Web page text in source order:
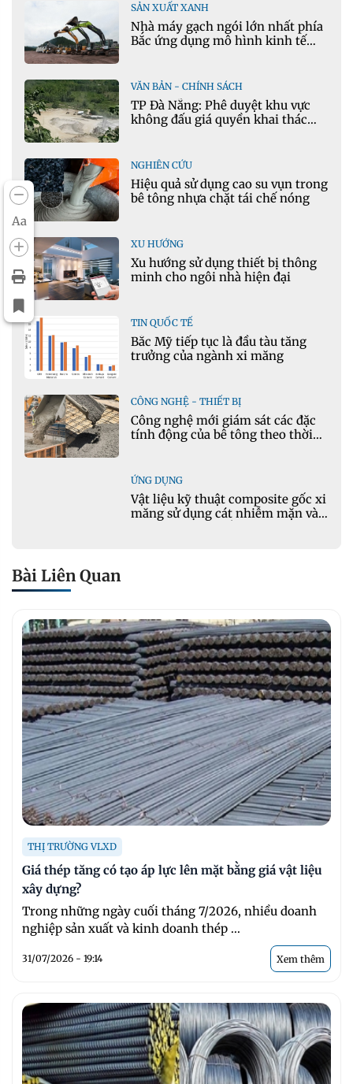
Aa
SẢN XUẤT XANH
Nhà máy gạch ngói lớn nhất phía
Bắc ứng dụng mô hình kinh tế
VĂN BẢN - CHÍNH SÁCH
TP Đà Nẵng: Phê duyệt khu vực
không đấu giá quyền khai thác
NGHIÊN CỨU
Hiệu quả sử dụng cao su vụn trong
bê tông nhựa chặt tái chế nóng
XU HƯỚNG
Xu hướng sử dụng thiết bị thông
minh cho ngôi nhà hiện đại
TIN QUỐC TẾ
Bắc Mỹ tiếp tục là đầu tàu tăng
trưởng của ngành xi măng
CÔNG NGHỆ - THIẾT BỊ
Công nghệ mới giám sát các đặc
tính động của bê tông theo thời
ỨNG DỤNG
Vật liệu kỹ thuật composite gốc xi
măng sử dụng cát nhiễm mặn và
Bài Liên Quan
THỊ TRƯỜNG VLXD
Giá thép tăng có tạo áp lực lên mặt bằng giá vật liệu
xây dựng?
Trong những ngày cuối tháng 7/2026, nhiều doanh
nghiệp sản xuất và kinh doanh thép ...
31/07/2026 - 19:14 Xem thêm